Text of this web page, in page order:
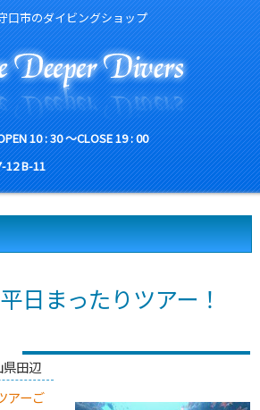
口市のダイビングショップ
10 : 30 ～CLOSE 19 : 00
12 B-11
日まったりツアー！
県田辺
アーご